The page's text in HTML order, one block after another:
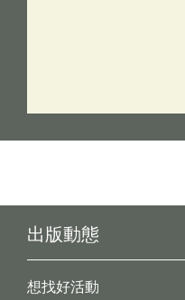
出版動態
想找好活動